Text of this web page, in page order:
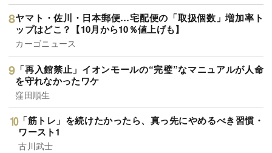
ヤマト・佐川・日本郵便…宅配便の「取扱個数」増加率ト
ップはどこ？【10月から10％値上げも】
カーゴニュース
「再入館禁止」イオンモールの“完璧”なマニュアルが人命
を守れなかったワケ
窪田順生
「筋トレ」を続けたかったら、真っ先にやめるべき習慣・
ワースト1
古川武士